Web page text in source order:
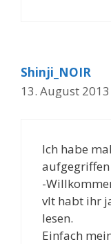
Shinji_NOIR
13. August
Ich habe
-
vlt habt ihr
lesen.
Einfach